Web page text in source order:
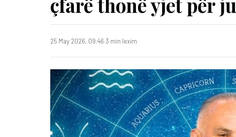
25 May 2026, 09:46·3 min lexim